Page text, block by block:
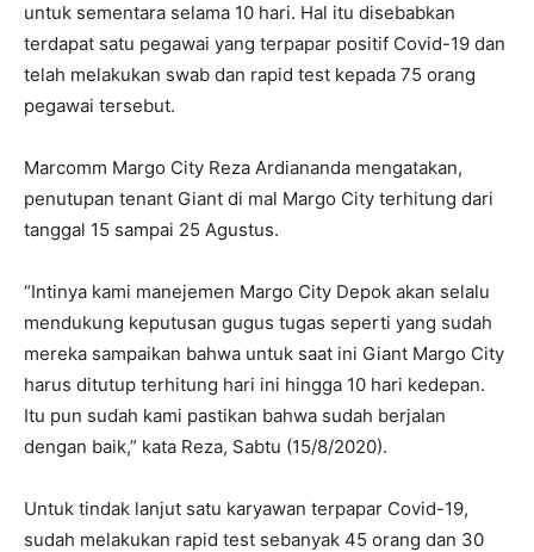
untuk sementara selama 10 hari. Hal itu disebabkan
terdapat satu pegawai yang terpapar positif Covid-19 dan
telah melakukan swab dan rapid test kepada 75 orang
pegawai tersebut.
Marcomm Margo City Reza Ardiananda mengatakan,
penutupan tenant Giant di mal Margo City terhitung dari
tanggal 15 sampai 25 Agustus.
“Intinya kami manejemen Margo City Depok akan selalu
mendukung keputusan gugus tugas seperti yang sudah
mereka sampaikan bahwa untuk saat ini Giant Margo City
harus ditutup terhitung hari ini hingga 10 hari kedepan.
Itu pun sudah kami pastikan bahwa sudah berjalan
dengan baik,” kata Reza, Sabtu (15/8/2020).
Untuk tindak lanjut satu karyawan terpapar Covid-19,
sudah melakukan rapid test sebanyak 45 orang dan 30